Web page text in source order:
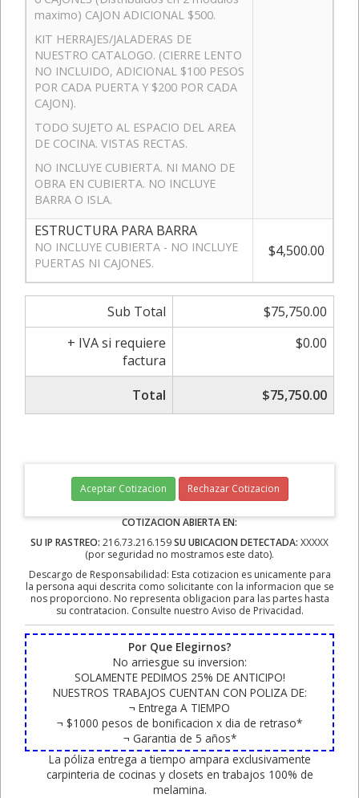
maximo) CAJON ADICIONAL $500.
KIT HERRAJES/JALADERAS DE
NUESTRO CATALOGO. (CIERRE LENTO
NO INCLUIDO, ADICIONAL $100 PESOS
POR CADA PUERTA Y $200 POR CADA
CAJON).
TODO SUJETO AL ESPACIO DEL AREA
DE COCINA. VISTAS RECTAS.
NO INCLUYE CUBIERTA. NI MANO DE
OBRA EN CUBIERTA. NO INCLUYE
BARRA O ISLA.
ESTRUCTURA PARA BARRA
NO INCLUYE CUBIERTA - NO INCLUYE
PUERTAS NI CAJONES.
$4,500.00
Sub Total
$75,750.00
+ IVA si requiere
factura
$0.00
Total $75,750.00
Aceptar Cotizacion Rechazar Cotizacion
COTIZACION ABIERTA EN:
SU IP RASTREO: 216.73.216.159SU UBICACION DETECTADA: XXXXX
(por seguridad no mostramos este dato).
Descargo de Responsabilidad: Esta cotizacion es unicamente para
la persona aqui descrita como solicitante con la informacion que se
nos proporciono. No representa obligacion para las partes hasta
su contratacion. Consulte nuestro Aviso de Privacidad.
Por Que Elegirnos?
No arriesgue su inversion:
SOLAMENTE PEDIMOS 25% DE ANTICIPO!
NUESTROS TRABAJOS CUENTAN CON POLIZA DE:
¬ Entrega A TIEMPO
¬ $1000 pesos de bonificacion x dia de retraso*
¬ Garantia de 5 años*
La póliza entrega a tiempo ampara exclusivamente
carpinteria de cocinas y closets en trabajos 100% de
melamina.